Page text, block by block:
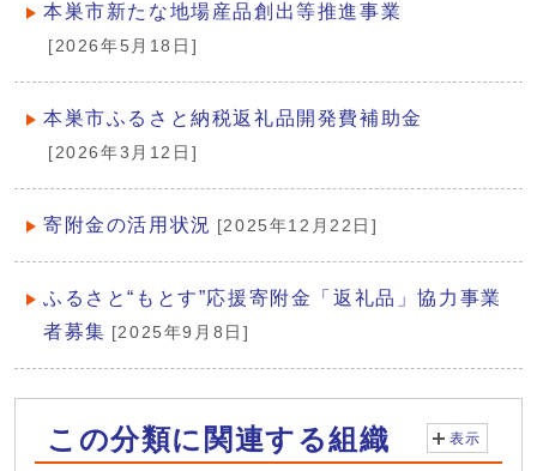
本巣市新たな地場産品創出等推進事業
[2026年5月18日]
本巣市ふるさと納税返礼品開発費補助金
[2026年3月12日]
寄附金の活用状況 [2025年12月22日]
ふるさと“もとす”応援寄附金「返礼品」協力事業
者募集 [2025年9月8日]
この分類に関連する組織 表示